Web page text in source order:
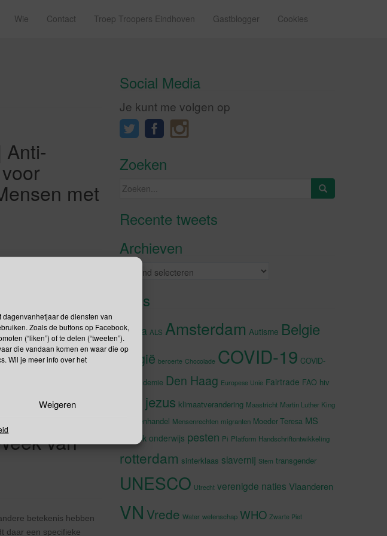
dagenvanhetjaar de diensten van
Zoals de buttons op Facebook,
(“liken”) of te delen (“tweeten”).
die vandaan komen en waar die op
Wil je meer info over het
Weigeren
Wie Contact Troep Troopers Eindhoven Gastblogger Cookies
Anti-
met
en zal vanaf dit jaar
de belangrijke sociale,
bekendheid en
Lees verder
van
betekenis hebben
daar een specifieke
Social Media
Je kunt me volgen op
Zoeken
Zoeken
Recente tweetsKlik om marketing cookies te
Archieven
Archieven
Tags
Afrika ALS Amsterdam Autisme Belgie
België beroerte Chocolade COVID-19 COVID-
19-pandemie Den Haag Europese Unie Fairtrade FAO hiv
jezus klimaatverandering Maastricht Martin Luther King
Mensenhandel Mensenrechten migranten Moeder Teresa MS
muziek onderwijs pesten Pi Platform Handschriftontwikkeling
rotterdam sinterklaas slavernij Stem transgender
UNESCO Utrecht verenigde naties Vlaanderen
VN Vrede Water wetenschap WHO Zwarte Piet